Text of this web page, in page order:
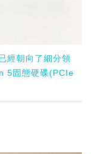
經朝向了細分領
5固態硬碟(PCIe